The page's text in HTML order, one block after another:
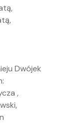
Dwójek
,